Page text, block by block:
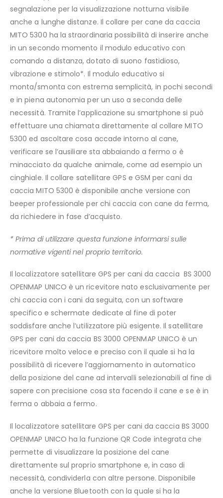
segnalazione per la visualizzazione notturna visibile
anche a lunghe distanze. Il collare per cane da caccia
MITO 5300 ha la straordinaria possibilità di inserire anche
in un secondo momento il modulo educativo con
comando a distanza, dotato di suono fastidioso,
vibrazione e stimolo*. Il modulo educativo si
monta/smonta con estrema semplicità, in pochi secondi
e in piena autonomia per un uso a seconda delle
necessità. Tramite l’applicazione su smartphone si può
effettuare una chiamata direttamente al collare MITO
5300 ed ascoltare cosa accade intorno al cane,
verificare se l’ausiliare sta abbaiando a fermo o è
minacciato da qualche animale, come ad esempio un
cinghiale. Il collare satellitare GPS e GSM per cani da
caccia MITO 5300 è disponibile anche versione con
beeper professionale per chi caccia con cane da ferma,
da richiedere in fase d’acquisto.
* Prima di utilizzare questa funzione informarsi sulle
normative vigenti nel proprio territorio.
Il localizzatore satellitare GPS per cani da caccia BS 3000
OPENMAP UNICO è un ricevitore nato esclusivamente per
chi caccia con i cani da seguita, con un software
specifico e schermate dedicate al fine di poter
soddisfare anche l’utilizzatore più esigente. Il satellitare
GPS per cani da caccia BS 3000 OPENMAP UNICO è un
ricevitore molto veloce e preciso con il quale si ha la
possibilità di ricevere l’aggiornamento in automatico
della posizione del cane ad intervalli selezionabili al fine di
sapere con precisione cosa sta facendo il cane e se è in
ferma o abbaia a fermo.
Il localizzatore satellitare GPS per cani da caccia BS 3000
OPENMAP UNICO ha la funzione QR Code integrata che
permette di visualizzare la posizione del cane
direttamente sul proprio smartphone e, in caso di
necessità, condividerla con altre persone. Disponibile
anche la versione Bluetooth con la quale si ha la